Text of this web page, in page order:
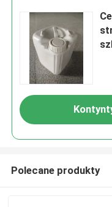
Polecane produkty